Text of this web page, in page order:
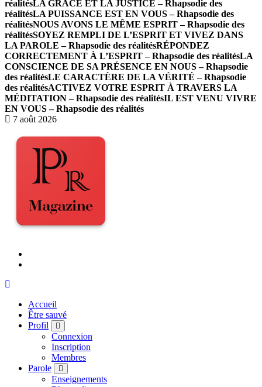
réalitésLA GRÂCE ET LA JUSTICE – Rhapsodie des
réalitésLA PUISSANCE EST EN VOUS – Rhapsodie des
réalitésNOUS AVONS LE MÊME ESPRIT – Rhapsodie des
réalitésSOYEZ REMPLI DE L’ESPRIT ET VIVEZ DANS
LA PAROLE – Rhapsodie des réalitésRÉPONDEZ
CORRECTEMENT À L’ESPRIT – Rhapsodie des réalitésLA
CONSCIENCE DE SA PRÉSENCE EN NOUS – Rhapsodie
des réalitésLE CARACTÈRE DE LA VÉRITÉ – Rhapsodie
des réalitésACTIVEZ VOTRE ESPRIT À TRAVERS LA
MÉDITATION – Rhapsodie des réalitésIL EST VENU VIVRE
EN VOUS – Rhapsodie des réalités
7 août 2026
Accueil
Être sauvé
Profil
Connexion
Inscription
Membres
Parole
Enseignements